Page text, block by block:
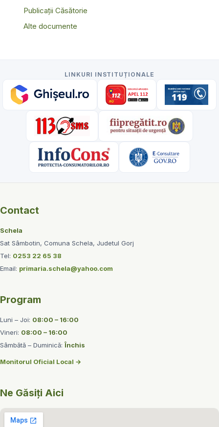
Publicații Căsătorie
Alte documente
LINKURI INSTITUȚIONALE
Contact
Schela
Sat Sâmbotin, Comuna Schela, Judetul Gorj
Tel: 0253 22 65 38
Email: primaria.schela@yahoo.com
Program
Luni – Joi: 08:00 – 16:00
Vineri: 08:00 – 16:00
Sâmbătă – Duminică:Închis
Monitorul Oficial Local →
Ne Găsiți Aici